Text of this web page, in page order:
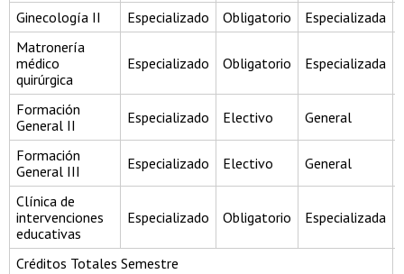
Ginecología II Especializado Obligatorio Especializada
Matronería
médico
quirúrgica
Especializado Obligatorio Especializada
Formación
General II
Especializado Electivo General
Formación
General III
Especializado Electivo General
Clínica de
intervenciones
educativas
Especializado Obligatorio Especializada
Créditos Totales Semestre